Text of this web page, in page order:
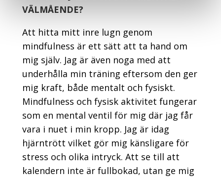
VÄLMÅENDE?
Att hitta mitt inre lugn genom
mindfulness är ett sätt att ta hand om
mig själv. Jag är även noga med att
underhålla min träning eftersom den ger
mig kraft, både mentalt och fysiskt.
Mindfulness och fysisk aktivitet fungerar
som en mental ventil för mig där jag får
vara i nuet i min kropp. Jag är idag
hjärntrött vilket gör mig känsligare för
stress och olika intryck. Att se till att
kalendern inte är fullbokad, utan ge mig